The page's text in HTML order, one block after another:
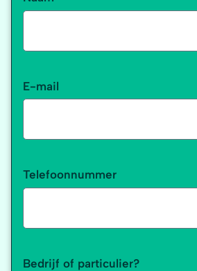
E-mail
Telefoonnummer
Bedrijf of particulier?